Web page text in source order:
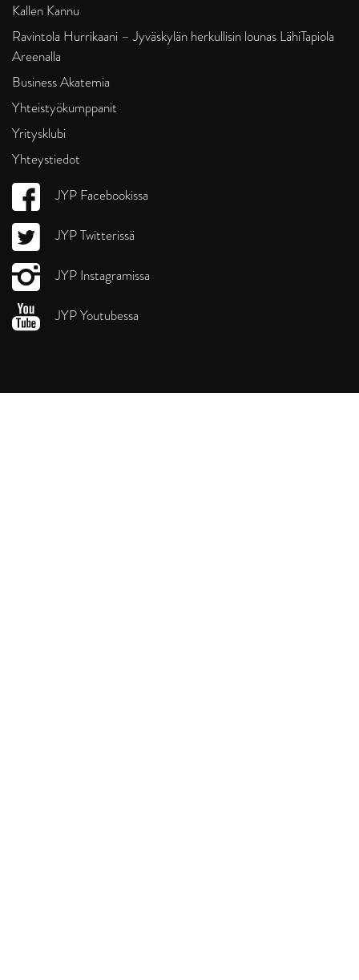
Kallen Kannu
Ravintola Hurrikaani – Jyväskylän herkullisin lounas LähiTapiola
Areenalla
Business Akatemia
Yhteistyökumppanit
Yritysklubi
Yhteystiedot
JYP Facebookissa
JYP Twitterissä
JYP Instagramissa
JYP Youtubessa